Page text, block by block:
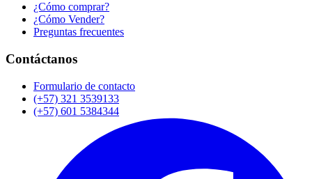
¿Cómo comprar?
¿Cómo Vender?
Preguntas frecuentes
Contáctanos
Formulario de contacto
(+57) 321 3539133
(+57) 601 5384344